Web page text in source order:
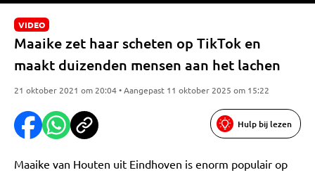
VIDEO
Maaike zet haar scheten op TikTok en
maakt duizenden mensen aan het lachen
21 oktober 2021 om 20:04 • Aangepast 11 oktober 2025 om 15:22
Hulp bij lezen
Maaike van Houten uit Eindhoven is enorm populair op